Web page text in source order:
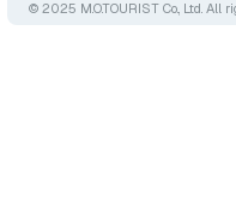
© 2025 M.O.TOURIST Co., Ltd. All